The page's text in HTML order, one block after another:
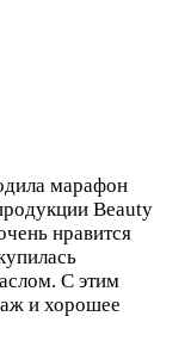
марафон
Beauty
нравится
С этим
и хорошее